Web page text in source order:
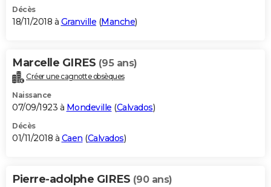
Décès
18/11/2018 à Granville (Manche)
Marcelle GIRES (95 ans)
Créer une cagnotte obsèques
Naissance
07/09/1923 à Mondeville (Calvados)
Décès
01/11/2018 à Caen (Calvados)
Pierre-adolphe GIRES (90 ans)